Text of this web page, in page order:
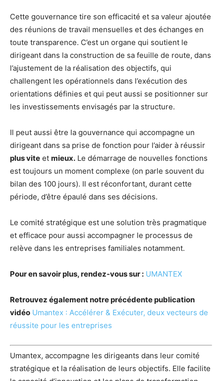
Cette gouvernance tire son efficacité et sa valeur ajoutée
des réunions de travail mensuelles et des échanges en
toute transparence. C’est un organe qui soutient le
dirigeant dans la construction de sa feuille de route, dans
l’ajustement de la réalisation des objectifs, qui
challengent les opérationnels dans l’exécution des
orientations définies et qui peut aussi se positionner sur
les investissements envisagés par la structure.
Il peut aussi être la gouvernance qui accompagne un
dirigeant dans sa prise de fonction pour l’aider à réussir
plus vite et mieux. Le démarrage de nouvelles fonctions
est toujours un moment complexe (on parle souvent du
bilan des 100 jours). Il est réconfortant, durant cette
période, d’être épaulé dans ses décisions.
Le comité stratégique est une solution très pragmatique
et efficace pour aussi accompagner le processus de
relève dans les entreprises familiales notamment.
Pour en savoir plus, rendez-vous sur : UMANTEX
Retrouvez également notre précédente publication
vidéo Umantex : Accélérer & Exécuter, deux vecteurs de
réussite pour les entreprises
Umantex, accompagne les dirigeants dans leur comité
stratégique et la réalisation de leurs objectifs. Elle facilite